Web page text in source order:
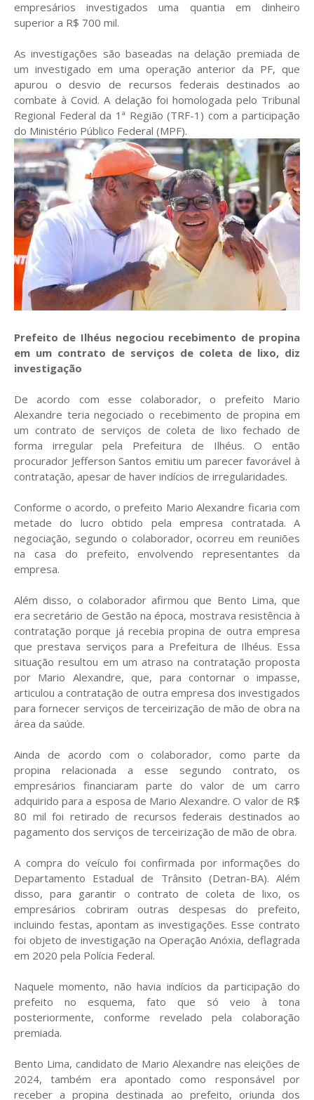
empresários investigados uma quantia em dinheiro
superior a R$ 700 mil.
As investigações são baseadas na delação premiada de
um investigado em uma operação anterior da PF, que
apurou o desvio de recursos federais destinados ao
combate à Covid. A delação foi homologada pelo Tribunal
Regional Federal da 1ª Região (TRF-1) com a participação
do Ministério Público Federal (MPF).
Prefeito de Ilhéus negociou recebimento de propina
em um contrato de serviços de coleta de lixo, diz
investigação
De acordo com esse colaborador, o prefeito Mario
Alexandre teria negociado o recebimento de propina em
um contrato de serviços de coleta de lixo fechado de
forma irregular pela Prefeitura de Ilhéus. O então
procurador Jefferson Santos emitiu um parecer favorável à
contratação, apesar de haver indícios de irregularidades.
Conforme o acordo, o prefeito Mario Alexandre ficaria com
metade do lucro obtido pela empresa contratada. A
negociação, segundo o colaborador, ocorreu em reuniões
na casa do prefeito, envolvendo representantes da
empresa.
Além disso, o colaborador afirmou que Bento Lima, que
era secretário de Gestão na época, mostrava resistência à
contratação porque já recebia propina de outra empresa
que prestava serviços para a Prefeitura de Ilhéus. Essa
situação resultou em um atraso na contratação proposta
por Mario Alexandre, que, para contornar o impasse,
articulou a contratação de outra empresa dos investigados
para fornecer serviços de terceirização de mão de obra na
área da saúde.
Ainda de acordo com o colaborador, como parte da
propina relacionada a esse segundo contrato, os
empresários financiaram parte do valor de um carro
adquirido para a esposa de Mario Alexandre. O valor de R$
80 mil foi retirado de recursos federais destinados ao
pagamento dos serviços de terceirização de mão de obra.
A compra do veículo foi confirmada por informações do
Departamento Estadual de Trânsito (Detran-BA). Além
disso, para garantir o contrato de coleta de lixo, os
empresários cobriram outras despesas do prefeito,
incluindo festas, apontam as investigações. Esse contrato
foi objeto de investigação na Operação Anóxia, deflagrada
em 2020 pela Polícia Federal.
Naquele momento, não havia indícios da participação do
prefeito no esquema, fato que só veio à tona
posteriormente, conforme revelado pela colaboração
premiada.
Bento Lima, candidato de Mario Alexandre nas eleições de
2024, também era apontado como responsável por
receber a propina destinada ao prefeito, oriunda dos